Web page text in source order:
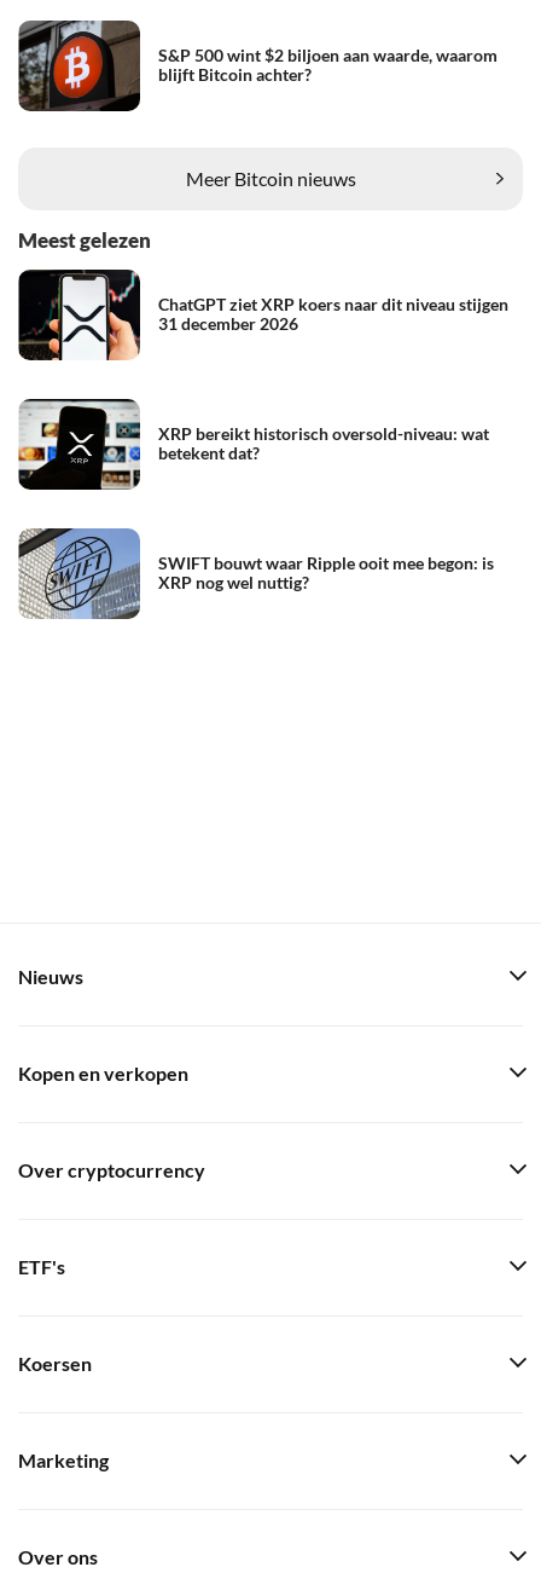
S&P 500 wint $2 biljoen aan waarde, waarom
blijft Bitcoin achter?
Meer Bitcoin nieuws
Meest gelezen
ChatGPT ziet XRP koers naar dit niveau stijgen
31 december 2026
XRP bereikt historisch oversold-niveau: wat
betekent dat?
SWIFT bouwt waar Ripple ooit mee begon: is
XRP nog wel nuttig?
Nieuws
Kopen en verkopen
Over cryptocurrency
ETF's
Koersen
Marketing
Over ons